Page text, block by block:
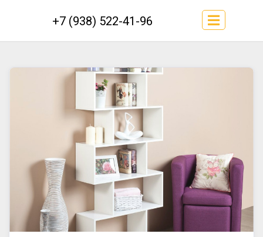
+7 (938) 522-41-96